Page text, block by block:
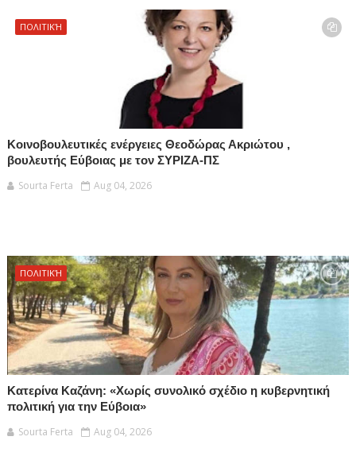
ΠΟΛΙΤΙΚΉ
Κοινοβουλευτικές ενέργειες Θεοδώρας Ακριώτου ,
βουλευτής Εύβοιας με τον ΣΥΡΙΖΑ-ΠΣ
Sourta Ferta
Aug 04, 2026
ΠΟΛΙΤΙΚΉ
Κατερίνα Καζάνη: «Χωρίς συνολικό σχέδιο η κυβερνητική
πολιτική για την Εύβοια»
Sourta Ferta
Aug 04, 2026